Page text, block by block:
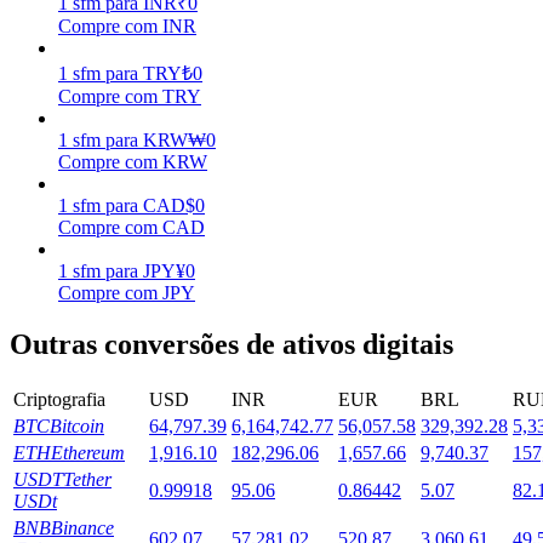
Estacamento
Altos retornos e acesso instantâneo
Compre com INR
1 sfm para TRY₺0
Compre com TRY
1 sfm para KRW₩0
Compre com KRW
1 sfm para CAD$0
Compre com CAD
1 sfm para JPY¥0
Compre com JPY
Outras conversões de ativos digitais
Criptografia USD INR EUR BRL
BTCBitcoin 64,797.39 6,164,742.77 56,057.58 329,392.28
ETHEthereum 1,916.10 182,296.06 1,657.66 9,740.37
USDTTether
USDt
0.99918 95.06 0.86442 5.07
BNBBinance
602.07 57,281.02 520.87 3,060.61